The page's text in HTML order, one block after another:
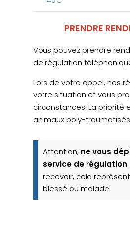
PRENDRE
Vous pouvez prendre
de régulation
Lors de votre appel, nos
votre situation et vous
circonstances. La priorité
animaux poly-
Attention, ne vous
service de régulation
recevoir, cela
blessé ou malade.